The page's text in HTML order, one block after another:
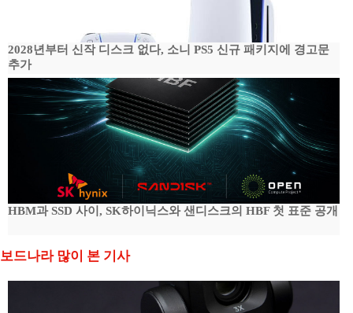
2028년부터 신작 디스크 없다, 소니 PS5 신규 패키지에 경고문
추가
HBM과 SSD 사이, SK하이닉스와 샌디스크의 HBF 첫 표준 공개
보드나라 많이 본 기사